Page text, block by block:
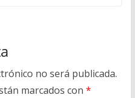
no será publicada.
marcados con *